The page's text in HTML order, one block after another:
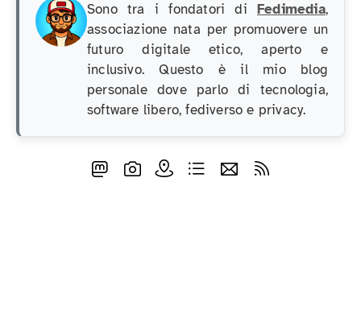
Sono tra i fondatori di Fedimedia,
associazione nata per promuovere un
futuro digitale etico, aperto e
inclusivo. Questo è il mio blog
personale dove parlo di tecnologia,
software libero, fediverso e privacy.